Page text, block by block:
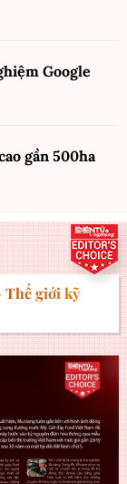
Google
gần 500ha
giới kỹ